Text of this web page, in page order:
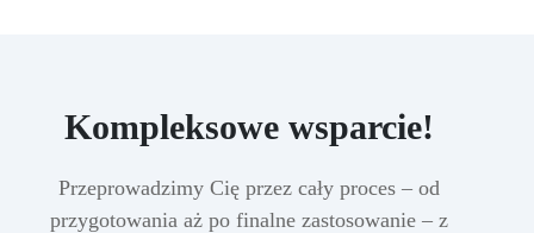
Kompleksowe wsparcie!
Przeprowadzimy Cię przez cały proces – od
przygotowania aż po finalne zastosowanie – z